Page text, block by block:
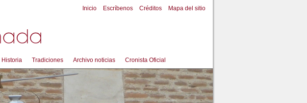
Inicio Escríbenos Créditos Mapa del sitio
Historia Tradiciones Archivo noticias Cronista Oficial